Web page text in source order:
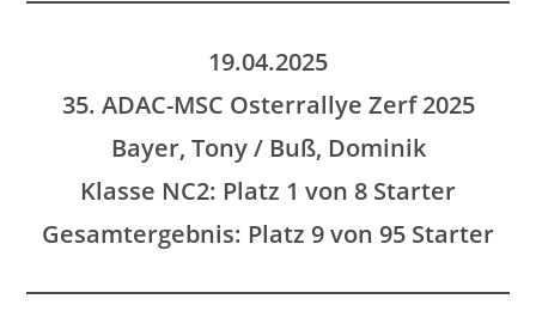
19.04.2025
35. ADAC-MSC Osterrallye Zerf 2025
Bayer, Tony / Buß, Dominik
Klasse NC2: Platz 1 von 8 Starter
Gesamtergebnis: Platz 9 von 95 Starter